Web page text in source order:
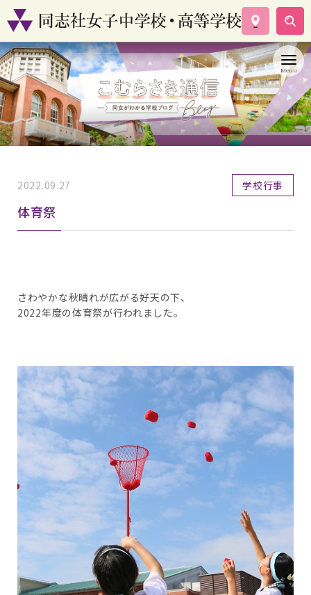
学校案内
コース紹介
学校生活
入試情報
資料請求
2022.09.27 学校行事
体育祭
さわやかな秋晴れが広がる好天の下、
2022年度の体育祭が行われました。